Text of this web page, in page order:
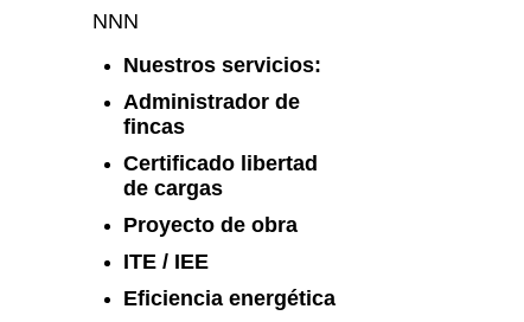
NNN
Nuestros servicios:
Administrador de
fincas
Certificado libertad
de cargas
Proyecto de obra
ITE / IEE
Eficiencia energética